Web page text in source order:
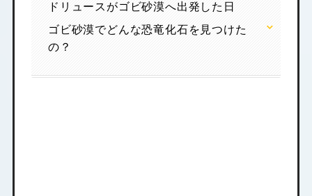
ドリュースがゴビ砂漠へ出発した日
ゴビ砂漠でどんな恐竜化石を見つけた
の？